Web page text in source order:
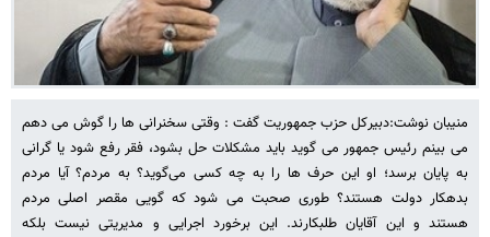
منیبان نوشت:دبیرکل حزب جمهوریت گفت : وقتی سخنرانی ها را گوش می دهم
می بینم رئیس جمهور می گوید باید مشکلات حل بشود، فقر رفع شود یا گرانی
به پایان برسد؛ او این حرف ها را به چه کسی می‌گوید؟ به مردم؟ آیا مردم
بدهکار دولت هستند؟ طوری صحبت می شود که گویی مقصر اصلی مردم
هستند و این آقایان طلبکارند. این برخورد اجرایی و مدیریتی نیست بلکه